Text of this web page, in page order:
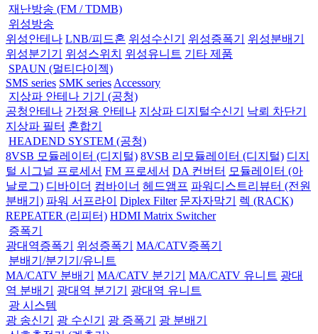
재난방송 (FM / TDMB)
위성방송
위성안테나 LNB/피드혼 위성수신기 위성증폭기
위성분배기
위성분기기
위성스위치 위성유니트 기타 제품
SPAUN (멀티다이젝)
SMS series SMK series Accessory
지상파 안테나 기기 (공청)
공청안테나 가정용 안테나 지상파 디지털수신기
낙뢰 차단기
지상파 필터 혼합기
HEADEND SYSTEM (공청)
8VSB 모듈레이터 (디지털) 8VSB 리모듈레이터 (디지털) 디지
털 시그널 프로세서 FM 프로세서 DA 컨버터 모듈레이터 (아
날로그) 디바이더 컴바이너 헤드앰프 파워디스트리뷰터 (전원
분배기) 파워 서프라이 Diplex Filter 문자자막기
렉 (RACK)
REPEATER (리피터) HDMI Matrix Switcher
증폭기
광대역증폭기
위성증폭기
MA/CATV증폭기
분배기/분기기/유니트
MA/CATV 분배기
MA/CATV 분기기 MA/CATV 유니트 광대
역 분배기
광대역 분기기
광대역 유니트
광 시스템
광 송신기
광 수신기 광 증폭기
광 분배기